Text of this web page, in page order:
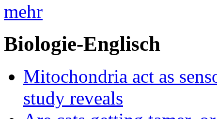
mehr
Biologie-Englisch
Mitochondria act as
study reveals